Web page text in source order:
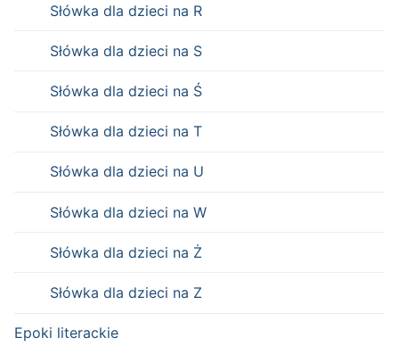
Słówka dla dzieci na R
Słówka dla dzieci na S
Słówka dla dzieci na Ś
Słówka dla dzieci na T
Słówka dla dzieci na U
Słówka dla dzieci na W
Słówka dla dzieci na Ż
Słówka dla dzieci na Z
Epoki literackie